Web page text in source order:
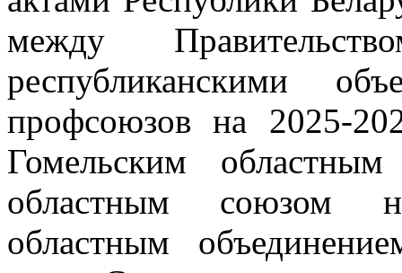
между
республиканскими
профсоюзов на 2025-
Гомельским
областным союзом
областным